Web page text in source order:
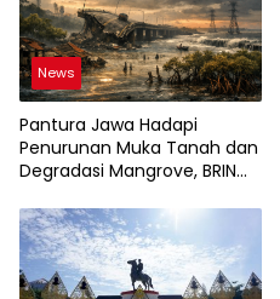
News
Pantura Jawa Hadapi
Penurunan Muka Tanah dan
Degradasi Mangrove, BRIN
Teknologi Geospasial